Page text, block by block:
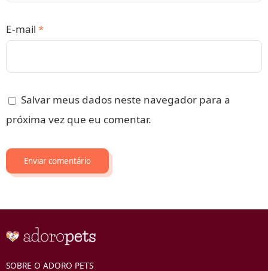
E-mail *
Salvar meus dados neste navegador para a
próxima vez que eu comentar.
SOBRE O ADORO PETS